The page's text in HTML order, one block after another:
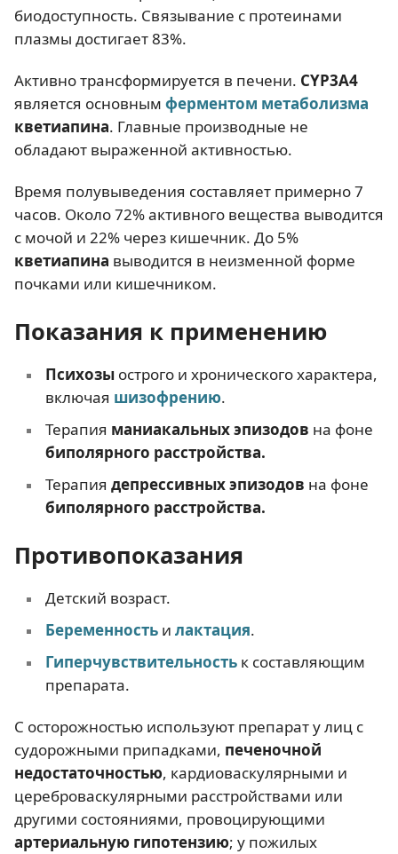
биодоступность. Связывание с протеинами
плазмы достигает 83%.
Активно трансформируется в печени. CYP3A4
является основным ферментом метаболизма
кветиапина. Главные производные не
обладают выраженной активностью.
Время полувыведения составляет примерно 7
часов. Около 72% активного вещества выводится
с мочой и 22% через кишечник. До 5%
кветиапина выводится в неизменной форме
почками или кишечником.
Показания к применению
Психозыострого и хронического характера,
включая шизофрению.
Терапия маниакальных эпизодов на фоне
биполярного расстройства.
Терапия депрессивных эпизодов на фоне
биполярного расстройства.
Противопоказания
Детский возраст.
Беременностьи лактация.
Гиперчувствительностьк составляющим
препарата.
С осторожностью используют препарат у лиц с
судорожными припадками, печеночной
недостаточностью, кардиоваскулярными и
цереброваскулярными расстройствами или
другими состояниями, провоцирующими
артериальную гипотензию; у пожилых